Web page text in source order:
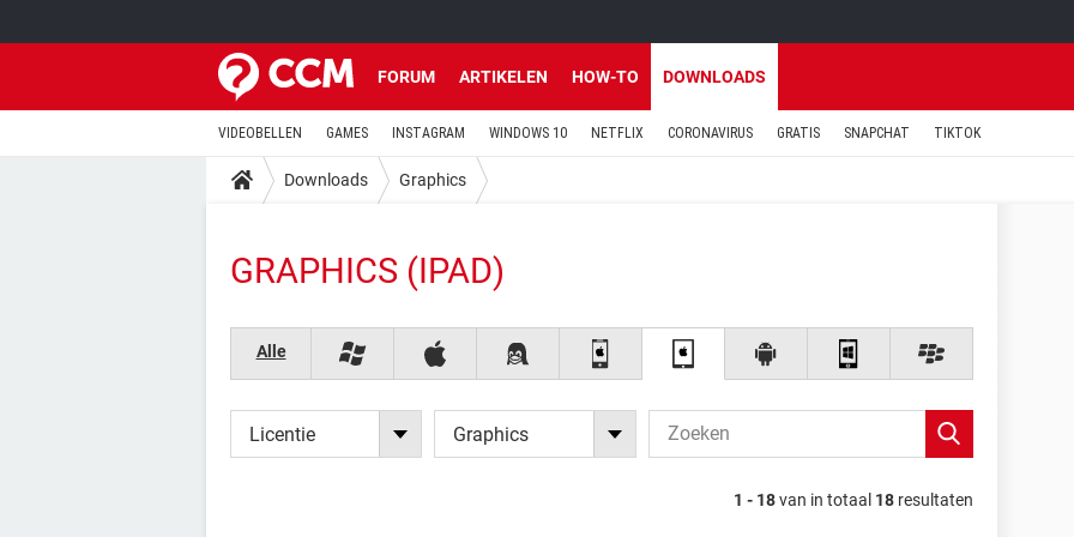
FORUM ARTIKELEN HOW-TO DOWNLOADS
VIDEOBELLEN GAMES INSTAGRAM WINDOWS 10 NETFLIX CORONAVIRUS GRATIS SNAPCHAT TIKTOK
Downloads Graphics
GRAPHICS (IPAD)
Alle
Licentie Graphics
1 - 18van in totaal 18 resultaten